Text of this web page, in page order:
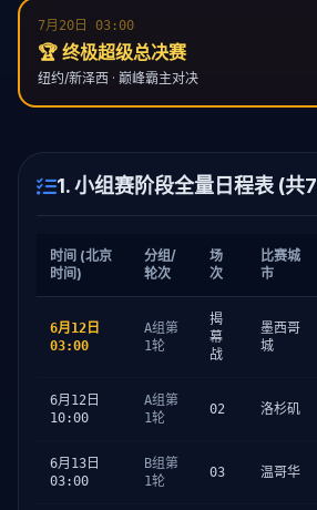
7月20日 03:00
🏆 终极超级总决赛
纽约/新泽西 · 巅峰霸主对决
1. 小组赛阶段全量日程表 (共
时间 (北京
时间)
分组/
轮次
场
次
比赛城
市
6月12日
03:00
A组第
1轮
揭
幕
战
墨西哥
城
6月12日
10:00
A组第
1轮
02 洛杉矶
6月13日
03:00
B组第
1轮
03 温哥华